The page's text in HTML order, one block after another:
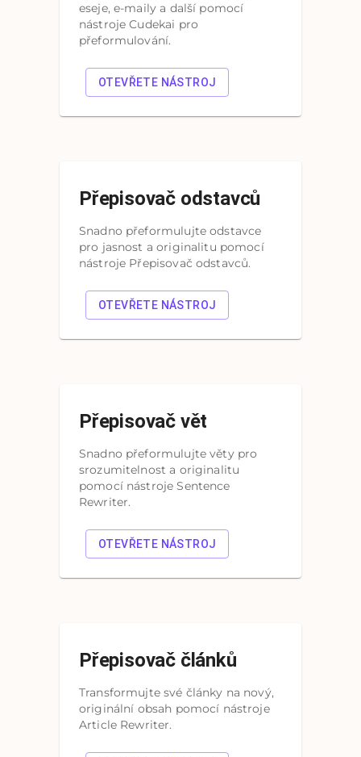
eseje, e-maily a další pomocí
nástroje Cudekai pro
přeformulování.
OTEVŘETE NÁSTROJ
Přepisovač odstavců
Snadno přeformulujte odstavce
pro jasnost a originalitu pomocí
nástroje Přepisovač odstavců.
OTEVŘETE NÁSTROJ
Přepisovač vět
Snadno přeformulujte věty pro
srozumitelnost a originalitu
pomocí nástroje Sentence
Rewriter.
OTEVŘETE NÁSTROJ
Přepisovač článků
Transformujte své články na nový,
originální obsah pomocí nástroje
Article Rewriter.